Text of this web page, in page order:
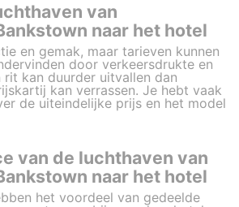
van
naar het hotel
en gemak, maar tarieven kunnen
door verkeersdrukte en
rit kan duurder uitvallen dan
kan verrassen. Je hebt vaak
de uiteindelijke prijs en het model
van de luchthaven van
naar het hotel
het voordeel van gedeelde